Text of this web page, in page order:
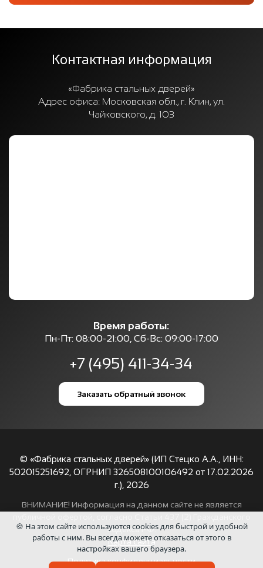
Контактная информация
«Фабрика стальных дверей»
Адрес офиса: Московская обл., г. Клин, ул.
Чайковского, д. 103
Время работы:
Пн-Пт: 08:00-21:00, Сб-Вс: 09:00-17:00
+7 (495) 411-34-34
Заказать обратный звонок
© «Фабрика стальных дверей» (ИП Стецко А.А., ИНН:
502015251692, ОГРНИП 326508100106492 от 17.02.2026
г.), 2026
ВНИМАНИЕ! Информация на данном сайте не является
кодекса РФ.
Карта сайта
Политика конфиденциальности
🍪 На этом сайте используются cookies для быстрой и удобной
работы с ним. Вы всегда можете отказаться от этого в
настройках вашего браузера.